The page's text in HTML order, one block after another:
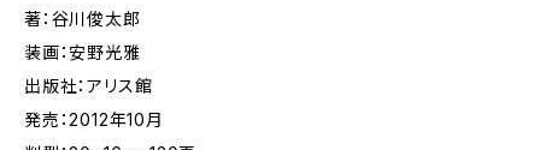
著：谷川俊太郎
装画：安野光雅
出版社：アリス館
発売：2012年10月